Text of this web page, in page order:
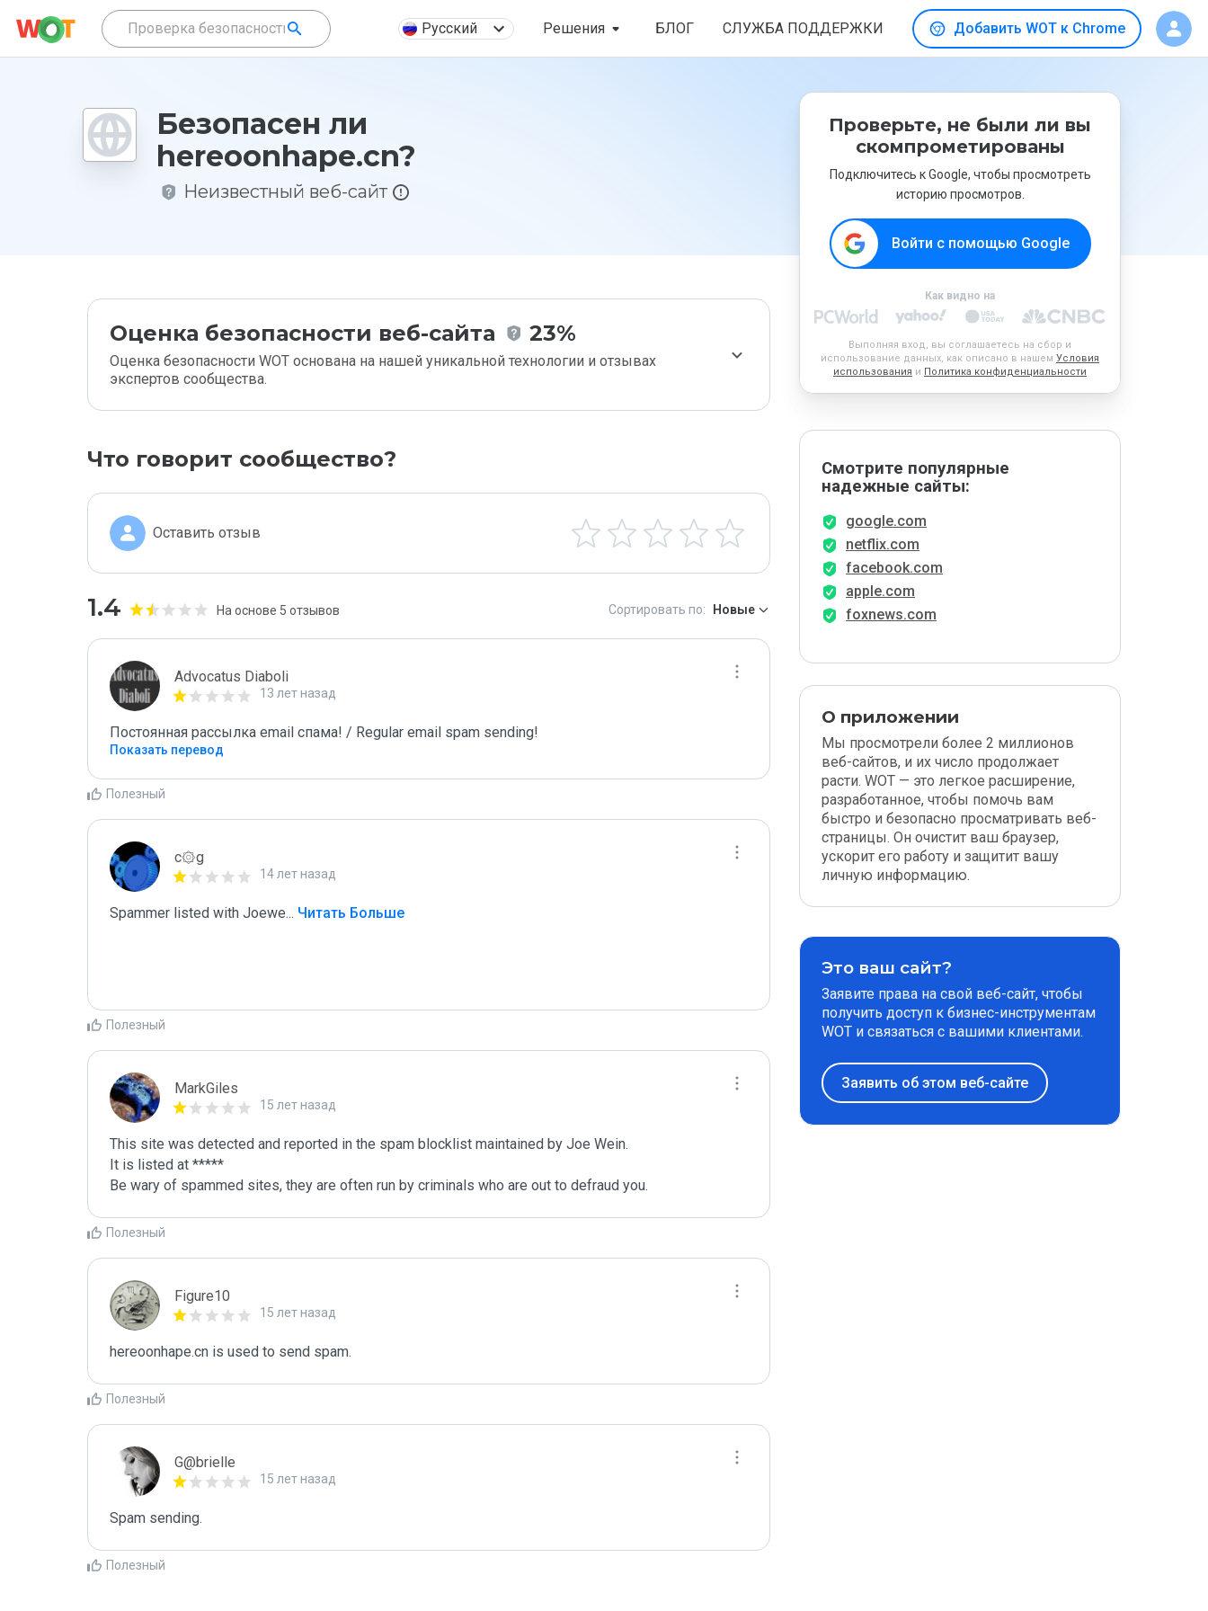
Русский Решения БЛОГ СЛУЖБА ПОДДЕРЖКИ Добавить WOT к Chrome
Безопасен ли
hereoonhape.cn?
Неизвестный веб-сайт
Оценка безопасности веб-сайта 23%
Оценка безопасности WOT основана на нашей уникальной технологии и отзывах
экспертов сообщества.
Что говорит сообщество?
Оставить отзыв
1.4 На основе 5 отзывов Сортировать по: Новые
Advocatus Diaboli
13 лет назад
Постоянная рассылка email спама! / Regular email spam sending!
Показать перевод
Полезный
c۞g
14 лет назад
Spammer listed with Joewe... Читать Больше
Полезный
MarkGiles
15 лет назад
This site was detected and reported in the spam blocklist maintained by Joe Wein.
It is listed at *****
Be wary of spammed sites, they are often run by criminals who are out to defraud you.
Полезный
Figure10
15 лет назад
hereoonhape.cn is used to send spam.
Полезный
G@brielle
15 лет назад
Spam sending.
Полезный
Проверьте, не были ли вы
скомпрометированы
Подключитесь к Google, чтобы просмотреть
историю просмотров.
Войти с помощью Google
Как видно на
Выполняя вход, вы соглашаетесь на сбор и
использование данных, как описано в нашем Условия
использования и Политика конфиденциальности
Смотрите популярные
надежные сайты:
google.com
netflix.com
facebook.com
apple.com
foxnews.com
О приложении
Мы просмотрели более 2 миллионов
веб-сайтов, и их число продолжает
расти. WOT — это легкое расширение,
разработанное, чтобы помочь вам
быстро и безопасно просматривать веб-
страницы. Он очистит ваш браузер,
ускорит его работу и защитит вашу
личную информацию.
Это ваш сайт?
Заявите права на свой веб-сайт, чтобы
получить доступ к бизнес-инструментам
WOT и связаться с вашими клиентами.
Заявить об этом веб-сайте